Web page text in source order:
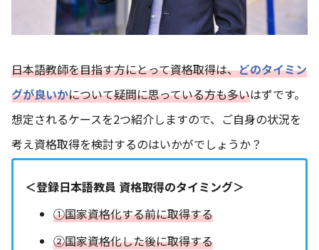
日本語教師を目指す方にとって資格取得は、どのタイミン
グが良いかについて疑問に思っている方も多いはずです。
想定されるケースを2つ紹介しますので、ご自身の状況を
考え資格取得を検討するのはいかがでしょうか？
＜登録日本語教員 資格取得のタイミング＞
①国家資格化する前に取得する
②国家資格化した後に取得する